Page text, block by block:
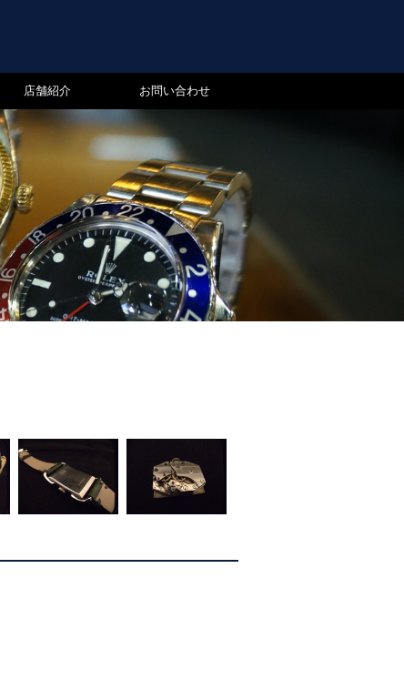
店舗紹介 お問い合わせ